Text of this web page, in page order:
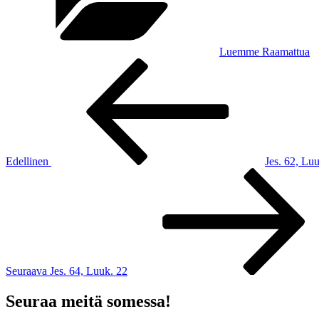
Luemme Raamattua
Edellinen
Jes. 62,
Seuraava Jes. 64, Luuk. 22
Seuraa meitä somessa!